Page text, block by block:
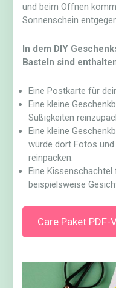
und beim Öffnen
Sonnenschein
In dem DIY
Basteln sind
Eine Postkarte für
Eine kleine
Süßigkeiten
Eine kleine
würde dort Fotos und
reinpacken.
Eine
beispielsweise
Care Paket